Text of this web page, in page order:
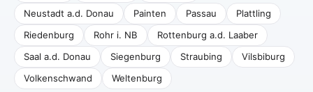
Neustadt a.d. Donau
Painten Passau
Plattling
Riedenburg
Rohr i. NB
Rottenburg a.d. Laaber
Saal a.d. Donau
Siegenburg Straubing
Vilsbiburg
Volkenschwand
Weltenburg